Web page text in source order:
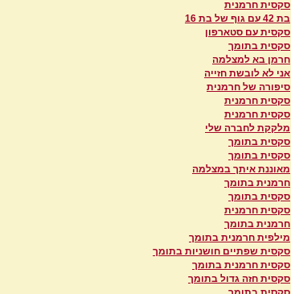
סקסית חרמנית
בת 42 עם גוף של בת 16
סקסית עם סטארפון
סקסית בתומך
חרמן בא למצלמה
אני לא לובשת חזייה
סיפורה של חרמנית
סקסית חרמנית
סקסית חרמנית
מלקקת לחברה שלי
סקסית בתומך
סקסית בתומך
מאוננת איתך במצלמה
חרמנית בתומך
סקסית בתומך
סקסית חרמנית
חרמנית בתומך
מילפית חרמנית בתומך
סקסית שפתיים חושניות בתומך
סקסית חרמנית בתומך
סקסית חזה גדול בתומך